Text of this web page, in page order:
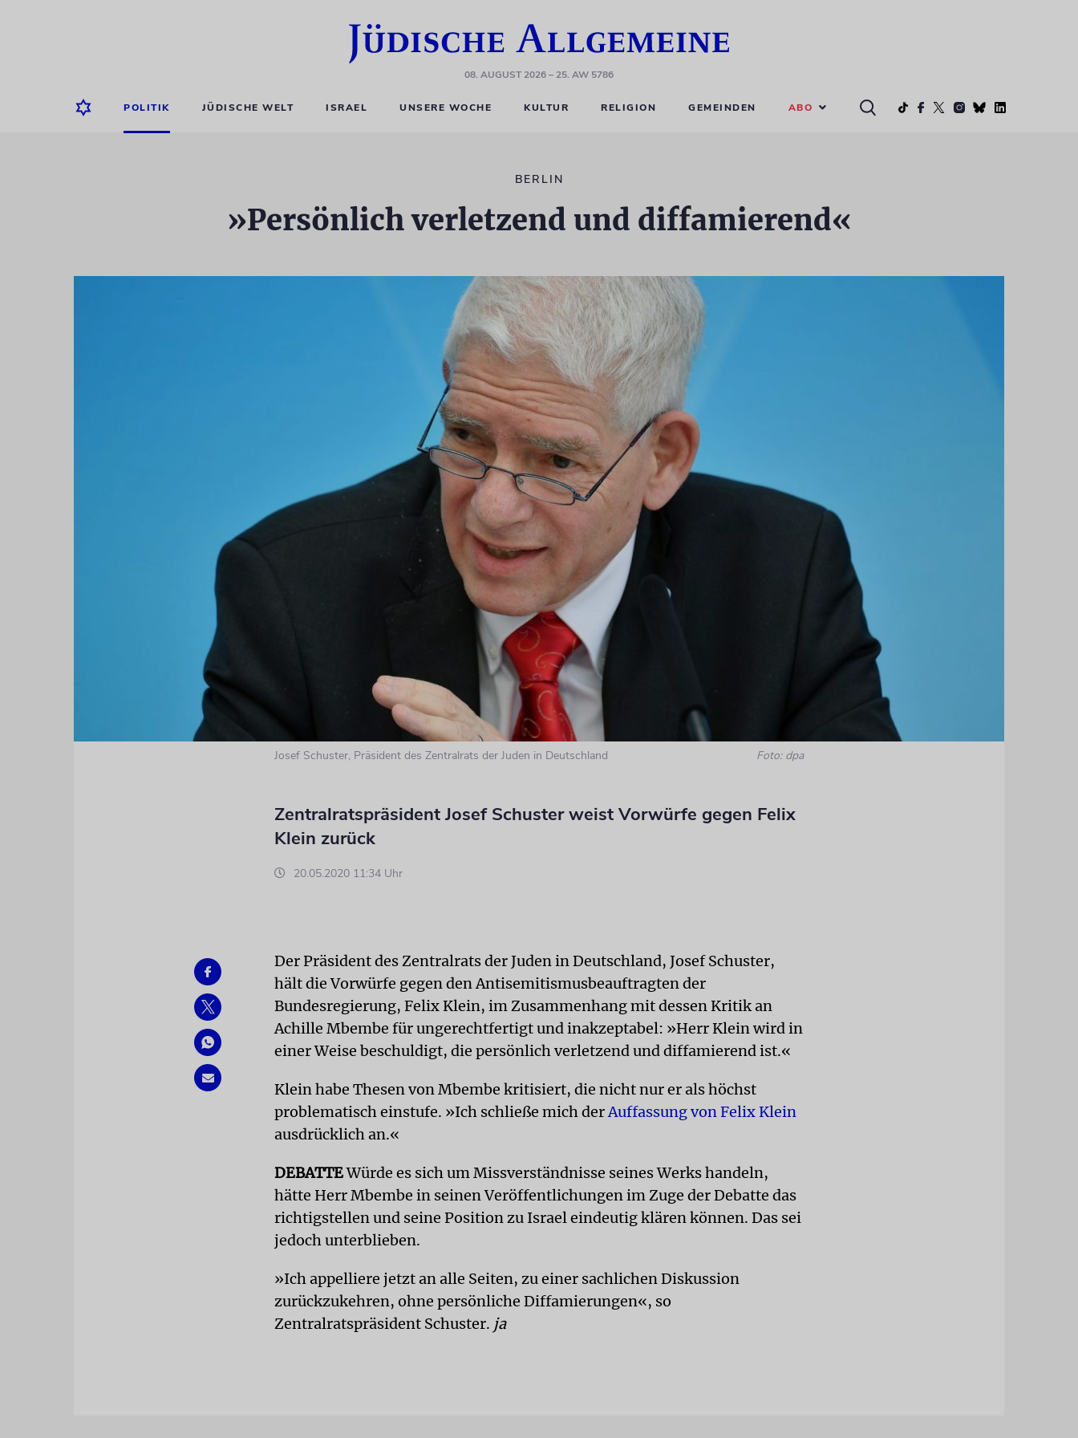
08. AUGUST 2026– 25. AW 5786
POLITIK JÜDISCHE WELT ISRAEL UNSERE WOCHE KULTUR RELIGION GEMEINDEN ABO
BERLIN
»Persönlich verletzend und diffamierend«
Josef Schuster, Präsident des Zentralrats der Juden in Deutschland Foto: dpa
Zentralratspräsident Josef Schuster weist Vorwürfe gegen Felix
Klein zurück
20.05.2020 11:34 Uhr
Der Präsident des Zentralrats der Juden in Deutschland, Josef Schuster,
hält die Vorwürfe gegen den Antisemitismusbeauftragten der
Bundesregierung, Felix Klein, im Zusammenhang mit dessen Kritik an
Achille Mbembe für ungerechtfertigt und inakzeptabel: »Herr Klein wird in
einer Weise beschuldigt, die persönlich verletzend und diffamierend ist.«
Klein habe Thesen von Mbembe kritisiert, die nicht nur er als höchst
problematisch einstufe. »Ich schließe mich derAuffassung von Felix Klein
ausdrücklich an.«
DEBATTEWürde es sich um Missverständnisse seines Werks handeln,
hätte Herr Mbembe in seinen Veröffentlichungen im Zuge der Debatte das
richtigstellen und seine Position zu Israel eindeutig klären können. Das sei
jedoch unterblieben.
»Ich appelliere jetzt an alle Seiten, zu einer sachlichen Diskussion
zurückzukehren, ohne persönliche Diffamierungen«, so
Zentralratspräsident Schuster. ja